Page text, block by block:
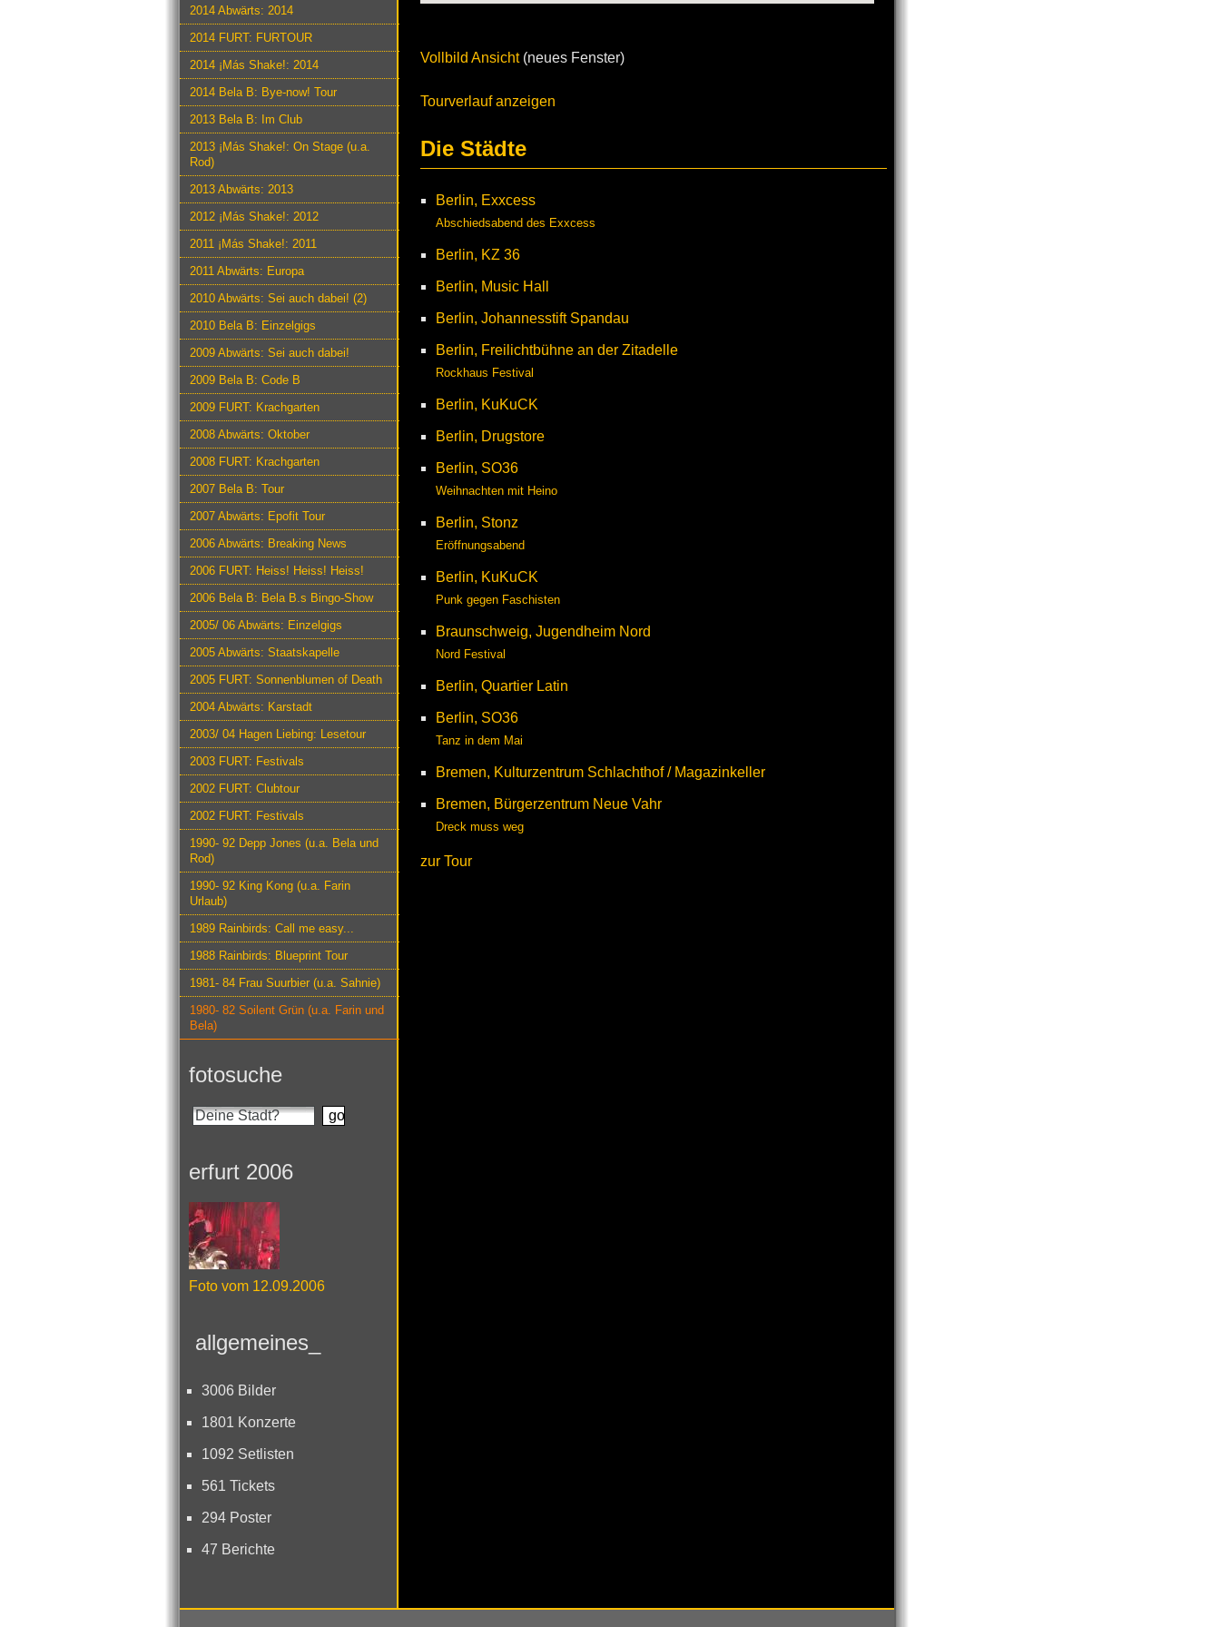
2014 Abwärts: 2014
2014 FURT: FURTOUR
2014 ¡Más Shake!: 2014
2014 Bela B: Bye-now! Tour
2013 Bela B: Im Club
2013 ¡Más Shake!: On Stage (u.a.
Rod)
2013 Abwärts: 2013
2012 ¡Más Shake!: 2012
2011 ¡Más Shake!: 2011
2011 Abwärts: Europa
2010 Abwärts: Sei auch dabei! (2)
2010 Bela B: Einzelgigs
2009 Abwärts: Sei auch dabei!
2009 Bela B: Code B
2009 FURT: Krachgarten
2008 Abwärts: Oktober
2008 FURT: Krachgarten
2007 Bela B: Tour
2007 Abwärts: Epofit Tour
2006 Abwärts: Breaking News
2006 FURT: Heiss! Heiss! Heiss!
2006 Bela B: Bela B.s Bingo-Show
2005/ 06 Abwärts: Einzelgigs
2005 Abwärts: Staatskapelle
2005 FURT: Sonnenblumen of Death
2004 Abwärts: Karstadt
2003/ 04 Hagen Liebing: Lesetour
2003 FURT: Festivals
2002 FURT: Clubtour
2002 FURT: Festivals
1990- 92 Depp Jones (u.a. Bela und
Rod)
1990- 92 King Kong (u.a. Farin
Urlaub)
1989 Rainbirds: Call me easy...
1988 Rainbirds: Blueprint Tour
1981- 84 Frau Suurbier (u.a. Sahnie)
1980- 82 Soilent Grün (u.a. Farin und
Bela)
fotosuche
erfurt 2006
Foto vom 12.09.2006
allgemeines_
3006 Bilder
1801 Konzerte
1092 Setlisten
561 Tickets
294 Poster
47 Berichte
Vollbild Ansicht(neues Fenster)
Tourverlauf anzeigen
Die Städte
Berlin, Exxcess
Abschiedsabend des Exxcess
Berlin, KZ 36
Berlin, Music Hall
Berlin, Johannesstift Spandau
Berlin, Freilichtbühne an der Zitadelle
Rockhaus Festival
Berlin, KuKuCK
Berlin, Drugstore
Berlin, SO36
Weihnachten mit Heino
Berlin, Stonz
Eröffnungsabend
Berlin, KuKuCK
Punk gegen Faschisten
Braunschweig, Jugendheim Nord
Nord Festival
Berlin, Quartier Latin
Berlin, SO36
Tanz in dem Mai
Bremen, Kulturzentrum Schlachthof / Magazinkeller
Bremen, Bürgerzentrum Neue Vahr
Dreck muss weg
zur Tour